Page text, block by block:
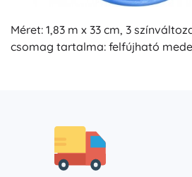
Méret: 1,83 m x 33 cm, 3
csomag tartalma: felfújható